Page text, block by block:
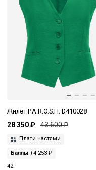
Жилет P.A.R.O.S.H. D410028
28 350 ₽ 43 600 ₽
Плати частями
Баллы +4 253 ₽
42